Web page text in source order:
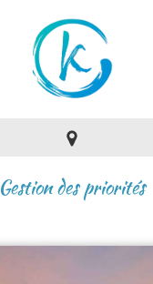
Gestion des priorités